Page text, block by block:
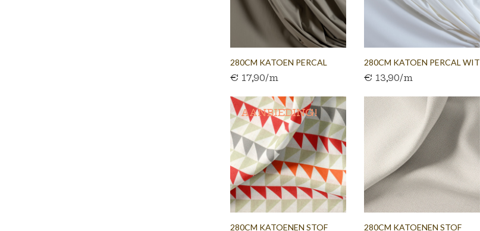
280CM KATOEN PERCAL
TAUPE
€ 17,90/m
280CM KATOEN PERCAL WIT
€ 13,90/m
AANBIEDING!
280CM KATOENEN STOF
280CM KATOENEN STOF